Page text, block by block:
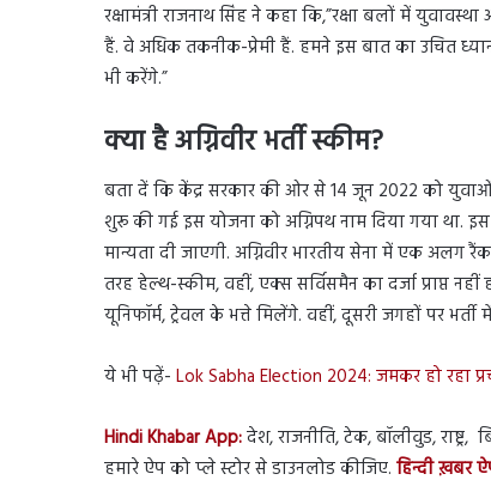
रक्षामंत्री राजनाथ सिंह ने कहा कि,”रक्षा बलों में
हैं. वे अधिक तकनीक-प्रेमी हैं. हमने इस बात का उचित
भी करेंगे.”
क्या है अग्निवीर भर्ती स्कीम?
बता दें कि केंद्र सरकार की ओर से 14 जून 2022 को
शुरू की गई इस योजना को अग्निपथ नाम दिया गया था.
मान्यता दी जाएगी. अग्निवीर भारतीय सेना में एक अलग
तरह हेल्थ-स्कीम, वहीं, एक्स सर्विसमैन का दर्जा प्राप्त
यूनिफॉर्म, ट्रेवल के भत्ते मिलेंगे. वहीं, दूसरी जगहों पर भर्ती
ये भी पढ़ें- Lok Sabha Election 2024: जमकर हो रहा
Hindi Khabar App:देश, राजनीति, टेक, बॉलीवुड,
हमारे ऐप को प्ले स्टोर से डाउनलोड कीजिए. हिन्दी ख़बर